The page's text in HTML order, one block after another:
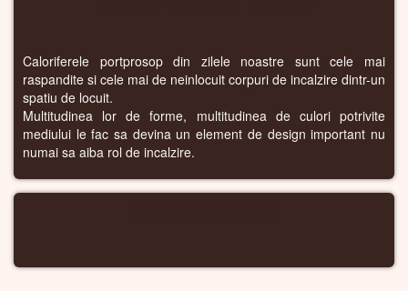
Caloriferele portprosop din zilele noastre sunt cele mai
raspandite si cele mai de neinlocuit corpuri de incalzire dintr-un
spatiu de locuit.
Multitudinea lor de forme, multitudinea de culori potrivite
mediului le fac sa devina un element de design important nu
numai sa aiba rol de incalzire.